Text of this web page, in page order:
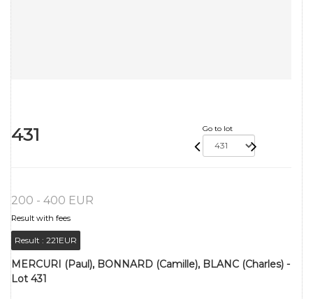
431 Go to lot
200 - 400 EUR
Result with fees
Result : 221EUR
MERCURI (Paul), BONNARD (Camille), BLANC (Charles) -
Lot 431